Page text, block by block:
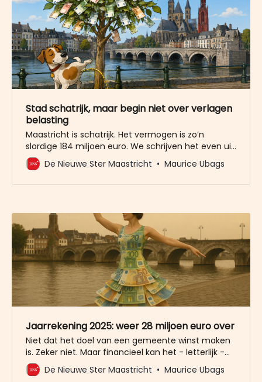
Stad schatrijk, maar begin niet over verlagen
belasting
Maastricht is schatrijk. Het vermogen is zo’n
slordige 184 miljoen euro. We schrijven het even uit:
184.000.000. En met dat geld weet de nieuwe
coalitie wel raad: Bonbonnière, Brightlands, impuls
De Nieuwe Ster Maastricht Maurice Ubags
Jaarrekening 2025: weer 28 miljoen euro over
Niet dat het doel van een gemeente winst maken
is. Zeker niet. Maar financieel kan het - letterlijk -
niet op. In 2022, 2023 en 2024 liep het overschot al
op tot opgeteld 68,2 miljoen euro. In 2025 bleef er
De Nieuwe Ster Maastricht Maurice Ubags